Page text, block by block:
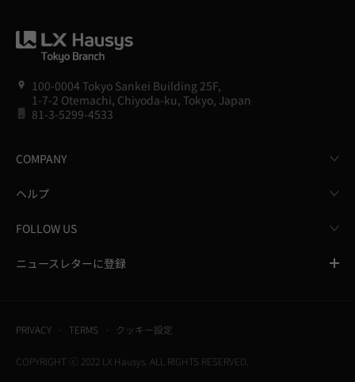
100-0004 Tokyo Sankei Building 25F,
1-7-2 Otemachi, Chiyoda-ku, Tokyo, Japan
81-3-5299-4533
COMPANY
ヘルプ
FOLLOW US
ニュースレターに登録
PRIVACY TERMS クッキー設定
COPYRIGHT ⓒ 2022 LX Hausys. ALL RIGHTS RESERVED.